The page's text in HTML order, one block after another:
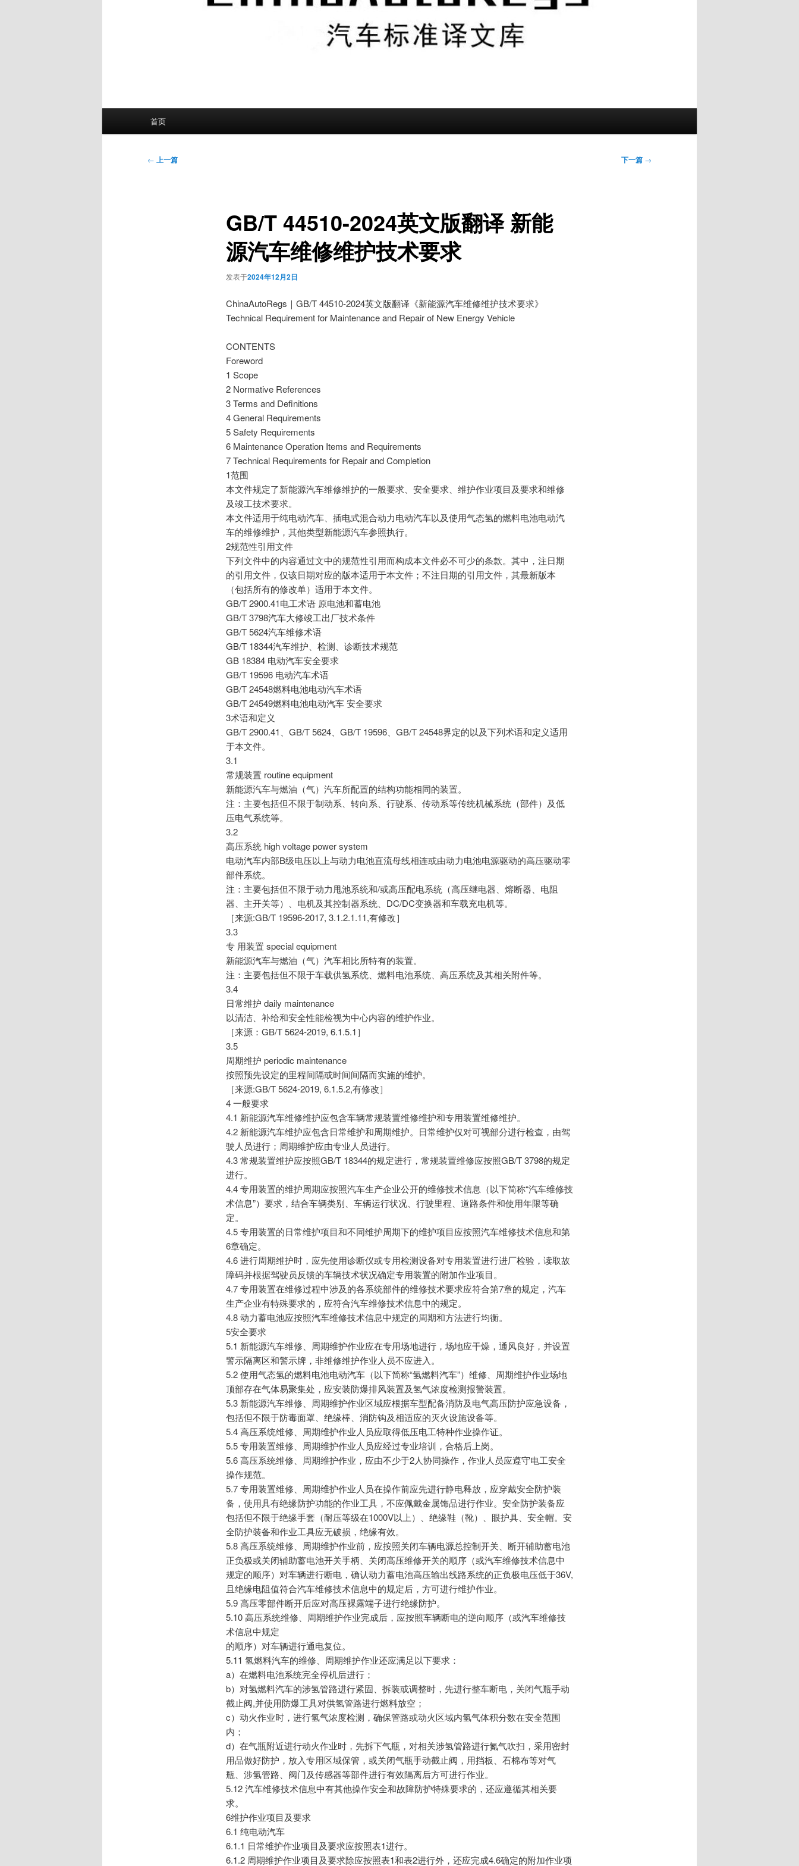
首页
文
← 上一篇 下一篇 →
GB/T 44510-2024英文版翻译 新能
源汽车维修维护技术要求
发表于2024年12月2日
ChinaAutoRegs｜GB/T 44510-2024英文版翻译《新能源汽车维修维护技术要求》
Technical Requirement for Maintenance and Repair of New Energy Vehicle
CONTENTS
Foreword
1 Scope
2 Normative References
3 Terms and Definitions
4 General Requirements
5 Safety Requirements
6 Maintenance Operation Items and Requirements
7 Technical Requirements for Repair and Completion
1范围
本文件规定了新能源汽车维修维护的一般要求、安全要求、维护作业项目及要求和维修
及竣工技术要求。
本文件适用于纯电动汽车、插电式混合动力电动汽车以及使用气态氢的燃料电池电动汽
车的维修维护，其他类型新能源汽车参照执行。
2规范性引用文件
下列文件中的内容通过文中的规范性引用而构成本文件必不可少的条款。其中，注日期
的引用文件，仅该日期对应的版本适用于本文件；不注日期的引用文件，其最新版本
（包括所有的修改单）适用于本文件。
GB/T 2900.41电工术语 原电池和蓄电池
GB/T 3798汽车大修竣工出厂技术条件
GB/T 5624汽车维修术语
GB/T 18344汽车维护、检测、诊断技术规范
GB 18384 电动汽车安全要求
GB/T 19596 电动汽车术语
GB/T 24548燃料电池电动汽车术语
GB/T 24549燃料电池电动汽车 安全要求
3术语和定义
GB/T 2900.41、GB/T 5624、GB/T 19596、GB/T 24548界定的以及下列术语和定义适用
于本文件。
3.1
常规装置 routine equipment
新能源汽车与燃油（气）汽车所配置的结构功能相同的装置。
注：主要包括但不限于制动系、转向系、行驶系、传动系等传统机械系统（部件）及低
压电气系统等。
3.2
高压系统 high voltage power system
电动汽车内部B级电压以上与动力电池直流母线相连或由动力电池电源驱动的高压驱动零
部件系统。
注：主要包括但不限于动力甩池系统和/或高压配电系统（高压继电器、熔断器、电阻
器、主开关等）、电机及其控制器系统、DC/DC变换器和车载充电机等。
［来源:GB/T 19596-2017, 3.1.2.1.11,有修改］
3.3
专 用装置 special equipment
新能源汽车与燃油（气）汽车相比所特有的装置。
注：主要包括但不限于车载供氢系统、燃料电池系统、高压系统及其相关附件等。
3.4
日常维护 daily maintenance
以清洁、补给和安全性能检视为中心内容的维护作业。
［来源：GB/T 5624-2019, 6.1.5.1］
3.5
周期维护 periodic maintenance
按照预先设定的里程间隔或时间间隔而实施的维护。
［来源:GB/T 5624-2019, 6.1.5.2,有修改］
4 一般要求
4.1 新能源汽车维修维护应包含车辆常规装置维修维护和专用装置维修维护。
4.2 新能源汽车维护应包含日常维护和周期维护。日常维护仅对可视部分进行检查，由驾
驶人员进行；周期维护应由专业人员进行。
4.3 常规装置维护应按照GB/T 18344的规定进行，常规装置维修应按照GB/T 3798的规定
进行。
4.4 专用装置的维护周期应按照汽车生产企业公开的维修技术信息（以下简称“汽车维修技
术信息”）要求，结合车辆类别、车辆运行状况、行驶里程、道路条件和使用年限等确
定。
4.5 专用装置的日常维护项目和不同维护周期下的维护项目应按照汽车维修技术信息和第
6章确定。
4.6 进行周期维护时，应先使用诊断仪或专用检测设备对专用装置进行进厂检验，读取故
障码并根据驾驶员反馈的车辆技术状况确定专用装置的附加作业项目。
4.7 专用装置在维修过程中涉及的各系统部件的维修技术要求应符合第7章的规定，汽车
生产企业有特殊要求的，应符合汽车维修技术信息中的规定。
4.8 动力蓄电池应按照汽车维修技术信息中规定的周期和方法进行均衡。
5安全要求
5.1 新能源汽车维修、周期维护作业应在专用场地进行，场地应干燥，通风良好，并设置
警示隔离区和警示牌，非维修维护作业人员不应进入。
5.2 使用气态氢的燃料电池电动汽车（以下简称“氢燃料汽车”）维修、周期维护作业场地
顶部存在气体易聚集处，应安装防爆排风装置及氢气浓度检测报警装置。
5.3 新能源汽车维修、周期维护作业区域应根据车型配备消防及电气高压防护应急设备，
包括但不限于防毒面罩、绝缘棒、消防钩及相适应的灭火设施设备等。
5.4 高压系统维修、周期维护作业人员应取得低压电工特种作业操作证。
5.5 专用装置维修、周期维护作业人员应经过专业培训，合格后上岗。
5.6 高压系统维修、周期维护作业，应由不少于2人协同操作，作业人员应遵守电工安全
操作规范。
5.7 专用装置维修、周期维护作业人员在操作前应先进行静电释放，应穿戴安全防护装
备，使用具有绝缘防护功能的作业工具，不应佩戴金属饰品进行作业。安全防护装备应
包括但不限于绝缘手套（耐压等级在1000V以上）、绝缘鞋（靴）、眼护具、安全帽。安
全防护装备和作业工具应无破损，绝缘有效。
5.8 高压系统维修、周期维护作业前，应按照关闭车辆电源总控制开关、断开辅助蓄电池
正负极或关闭辅助蓄电池开关手柄、关闭高压维修开关的顺序（或汽车维修技术信息中
规定的顺序）对车辆进行断电，确认动力蓄电池高压输出线路系统的正负极电压低于36V,
且绝缘电阻值符合汽车维修技术信息中的规定后，方可进行维护作业。
5.9 高压零部件断开后应对高压裸露端子进行绝缘防护。
5.10 高压系统维修、周期维护作业完成后，应按照车辆断电的逆向顺序（或汽车维修技
术信息中规定
的顺序）对车辆进行通电复位。
5.11 氢燃料汽车的维修、周期维护作业还应满足以下要求：
a）在燃料电池系统完全停机后进行；
b）对氢燃料汽车的涉氢管路进行紧固、拆装或调整时，先进行整车断电，关闭气瓶手动
截止阀,并使用防爆工具对供氢管路进行燃料放空；
c）动火作业时，进行氢气浓度检测，确保管路或动火区域内氢气体积分数在安全范围
内；
d）在气瓶附近进行动火作业时，先拆下气瓶，对相关涉氢管路进行氮气吹扫，采用密封
用品做好防护，放入专用区域保管，或关闭气瓶手动截止阀，用挡板、石棉布等对气
瓶、涉氢管路、阀门及传感器等部件进行有效隔离后方可进行作业。
5.12 汽车维修技术信息中有其他操作安全和故障防护特殊要求的，还应遵循其相关要
求。
6维护作业项目及要求
6.1 纯电动汽车
6.1.1 日常维护作业项目及要求应按照表1进行。
6.1.2 周期维护作业项目及要求除应按照表1和表2进行外，还应完成4.6确定的附加作业项